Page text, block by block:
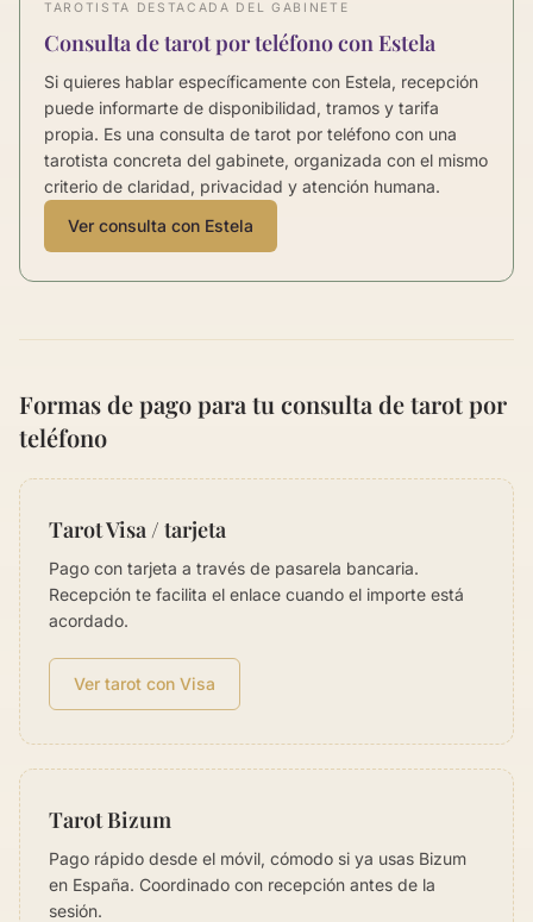
TAROTISTA DESTACADA DEL GABINETE
Consulta de tarot por teléfono con Estela
Si quieres hablar específicamente con Estela, recepción
puede informarte de disponibilidad, tramos y tarifa
propia. Es una consulta de tarot por teléfono con una
tarotista concreta del gabinete, organizada con el mismo
criterio de claridad, privacidad y atención humana.
Ver consulta con Estela
Formas de pago para tu consulta de tarot por
teléfono
Tarot Visa / tarjeta
Pago con tarjeta a través de pasarela bancaria.
Recepción te facilita el enlace cuando el importe está
acordado.
Ver tarot con Visa
Tarot Bizum
Pago rápido desde el móvil, cómodo si ya usas Bizum
en España. Coordinado con recepción antes de la
sesión.